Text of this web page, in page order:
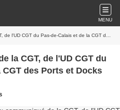
MENU
CGT du Pas-de-Calais et de la CGT des Ports et Docks
la CGT, de l'UD CGT du
des Ports et Docks